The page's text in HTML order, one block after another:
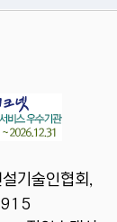
기술인협회,